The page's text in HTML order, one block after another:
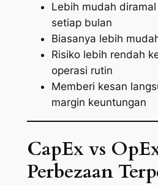
Lebih mudah
setiap bulan
Biasanya lebih
Risiko lebih rendah
operasi rutin
Memberi kesan
margin keuntungan
CapEx vs
Perbezaan